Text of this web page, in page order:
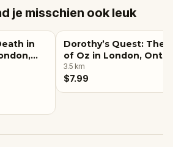
je misschien ook leuk
in
Dorothy’s Quest: The
of Oz in London,
3.5 km
$7.99